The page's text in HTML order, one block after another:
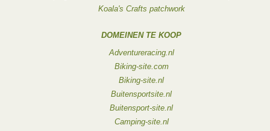
Koala's Crafts patchwork
DOMEINEN TE KOOP
Adventureracing.nl
Biking-site.com
Biking-site.nl
Buitensportsite.nl
Buitensport-site.nl
Camping-site.nl